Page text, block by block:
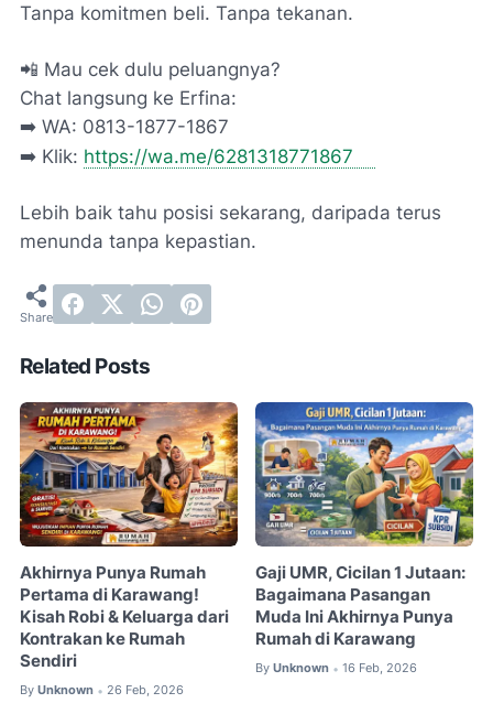
Tanpa komitmen beli. Tanpa tekanan.
📲 Mau cek dulu peluangnya?
Chat langsung ke Erfina:
➡️ WA: 0813-1877-1867
➡️ Klik: https://wa.me/6281318771867
Lebih baik tahu posisi sekarang, daripada terus
menunda tanpa kepastian.
Related Posts
Akhirnya Punya Rumah
Pertama di Karawang!
Kisah Robi & Keluarga dari
Kontrakan ke Rumah
Sendiri
By Unknown • 26 Feb, 2026
Gaji UMR, Cicilan 1 Jutaan:
Bagaimana Pasangan
Muda Ini Akhirnya Punya
Rumah di Karawang
By Unknown • 16 Feb, 2026